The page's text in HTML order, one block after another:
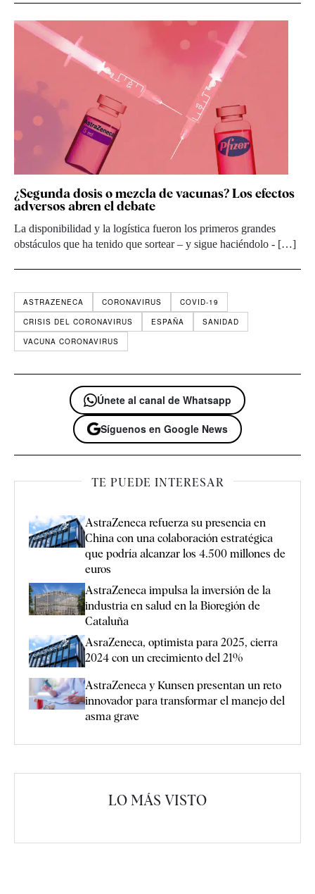
¿Segunda dosis o mezcla de vacunas? Los efectos
adversos abren el debate
La disponibilidad y la logística fueron los primeros grandes
obstáculos que ha tenido que sortear – y sigue haciéndolo - […]
ASTRAZENECA CORONAVIRUS
COVID-19
CRISIS DEL CORONAVIRUS
ESPAÑA
SANIDAD
VACUNA CORONAVIRUS
Únete al canal de Whatsapp
Síguenos en Google News
TE PUEDE INTERESAR
AstraZeneca refuerza su presencia en
China con una colaboración estratégica
que podría alcanzar los 4.500 millones de
euros
AstraZeneca impulsa la inversión de la
industria en salud en la Bioregión de
Cataluña
AsraZeneca, optimista para 2025, cierra
2024 con un crecimiento del 21%
AstraZeneca y Kunsen presentan un reto
innovador para transformar el manejo del
asma grave
LO MÁS VISTO